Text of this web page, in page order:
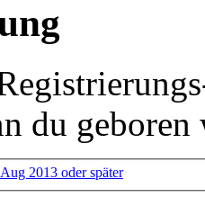
du geboren
2013 oder später